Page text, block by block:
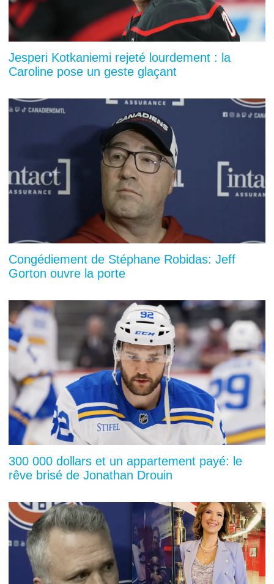
Jesperi Kotkaniemi rejeté lourdement : la
Caroline pose un geste glaçant
Congédiement de Stéphane Robidas: Jeff
Gorton ouvre la porte
300 000 dollars et un appartement payé: le
rêve brisé de Jonathan Drouin